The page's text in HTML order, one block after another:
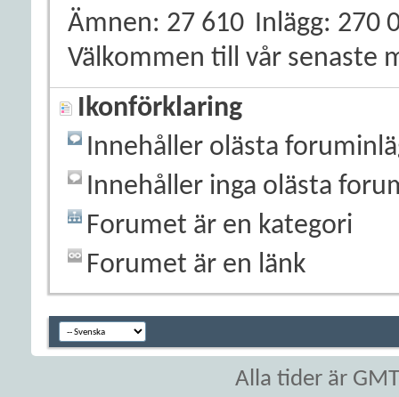
Ämnen 27 610 Inlägg 270
Välkommen till vår senaste
Ikonförklaring
Innehåller olästa
Innehåller inga olästa
Forumet är en kategori
Forumet är en länk
Alla tider är